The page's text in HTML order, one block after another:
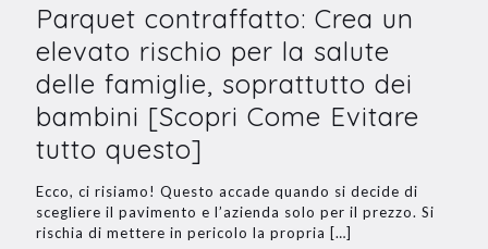
Parquet contraffatto: Crea un
elevato rischio per la salute
delle famiglie, soprattutto dei
bambini [Scopri Come Evitare
tutto questo]
Ecco, ci risiamo! Questo accade quando si decide di
scegliere il pavimento e l’azienda solo per il prezzo. Si
rischia di mettere in pericolo la propria […]